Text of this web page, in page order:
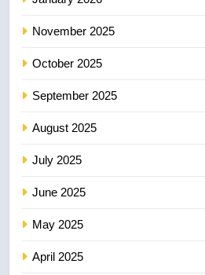
November 2025
October 2025
September 2025
August 2025
July 2025
June 2025
May 2025
April 2025